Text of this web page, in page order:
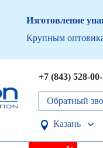
Изготовление
Крупным
+7 (843) 528-
Обратный
Казань